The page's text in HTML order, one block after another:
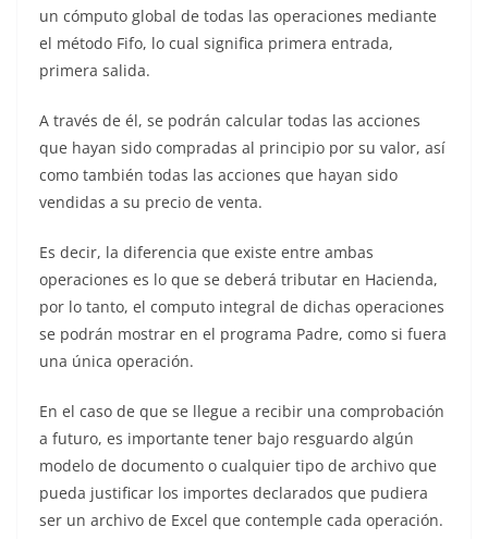
un cómputo global de todas las operaciones mediante
el método Fifo, lo cual significa primera entrada,
primera salida.
A través de él, se podrán calcular todas las acciones
que hayan sido compradas al principio por su valor, así
como también todas las acciones que hayan sido
vendidas a su precio de venta.
Es decir, la diferencia que existe entre ambas
operaciones es lo que se deberá tributar en Hacienda,
por lo tanto, el computo integral de dichas operaciones
se podrán mostrar en el programa Padre, como si fuera
una única operación.
En el caso de que se llegue a recibir una comprobación
a futuro, es importante tener bajo resguardo algún
modelo de documento o cualquier tipo de archivo que
pueda justificar los importes declarados que pudiera
ser un archivo de Excel que contemple cada operación.